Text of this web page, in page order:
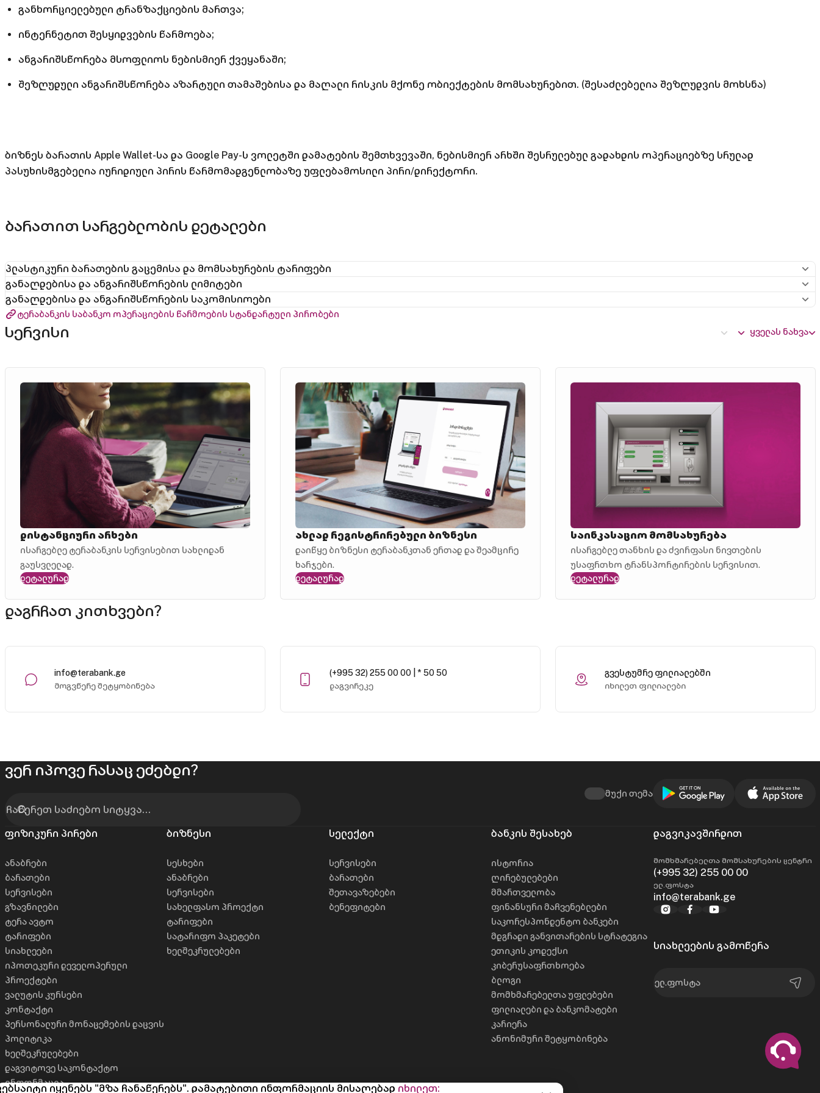
განხორციელებული ტრანზაქციების მართვა;
ინტერნეტით შესყიდვების წარმოება;
ანგარიშსწორება მსოფლიოს ნებისმიერ ქვეყანაში;
შეზღუდული ანგარიშსწორება აზარტული თამაშებისა და მაღალი რისკის მქონე ობიექტების მომსახურებით. (შესაძლებელია შეზღუდვის მოხსნა)
ბიზნეს ბარათის Apple Wallet-სა და Google Pay-ს ვოლეტში დამატების შემთხვევაში, ნებისმიერ არხში შესრულებულ გადახდის ოპერაციებზე სრულად
პასუხისმგებელია იურიდიული პირის წარმომადგენლობაზე უფლებამოსილი პირი/დირექტორი.
ბარათით სარგებლობის დეტალები
პლასტიკური ბარათების გაცემისა და მომსახურების ტარიფები
განაღდებისა და ანგარიშსწორების ლიმიტები
განაღდებისა და ანგარიშსწორების საკომისიოები
ტერაბანკის საბანკო ოპერაციების წარმოების სტანდარტული პირობები
სერვისი ყველას ნახვა
დისტანციური არხები
ისარგებლე ტერაბანკის სერვისებით სახლიდან
გაუსვლელად.
დეტალურად
ახლად რეგისტრირებული ბიზნესი
დაიწყე ბიზნესი ტერაბანკთან ერთად და შეამცირე
ხარჯები.
დეტალურად
საინკასაციო მომსახურება
ისარგებლე თანხის და ძვირფასი ნივთების
უსაფრთხო ტრანსპორტირების სერვისით.
დეტალურად
დაგრჩათ კითხვები?
info@terabank.ge
მოგვწერე შეტყობინება
(+995 32) 255 00 00 | * 50 50
დაგვირეკე
გვესტუმრე ფილიალებში
იხილეთ ფილიალები
ვერ იპოვე რასაც ეძებდი?
მუქი თემა
ფიზიკური პირები
ანაბრები
ბარათები
სერვისები
გზავნილები
ტერა ავტო
ტარიფები
სიახლეები
იპოთეკური დეველოპერული
პროექტები
ვალუტის კურსები
კონტაქტი
პერსონალური მონაცემების დაცვის
პოლიტიკა
ხელშეკრულებები
დაგვიტოვე საკონტაქტო
ინფორმაცია
ბიზნესი
სესხები
ანაბრები
სერვისები
სახელფასო პროექტი
ტარიფები
სატარიფო პაკეტები
ხელშეკრულებები
სელექტი
სერვისები
ბარათები
შეთავაზებები
ბენეფიტები
ბანკის შესახებ
ისტორია
ღირებულებები
მმართველობა
ფინანსური მაჩვენებლები
საკორესპონდენტო ბანკები
მდგრადი განვითარების სტრატეგია
ეთიკის კოდექსი
კიბერუსაფრთხოება
ბლოგი
მომხმარებელთა უფლებები
ფილიალები და ბანკომატები
კარიერა
ანონიმური შეტყობინება
დაგვიკავშირდით
მომხმარებელთა მომსახურების ცენტრი
(+995 32) 255 00 00
ელ.ფოსტა
info@terabank.ge
სიახლეების გამოწერა
იყენებს "მზა ჩანაწერებს". დამატებითი ინფორმაციის მისაღებად იხილეთ: